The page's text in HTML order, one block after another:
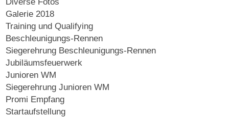
Galerie 2018
Training und Qualifying
Beschleunigungs-Rennen
Siegerehrung Beschleunigungs-Rennen
Jubiläumsfeuerwerk
Junioren WM
Siegerehrung Junioren WM
Promi Empfang
Startaufstellung